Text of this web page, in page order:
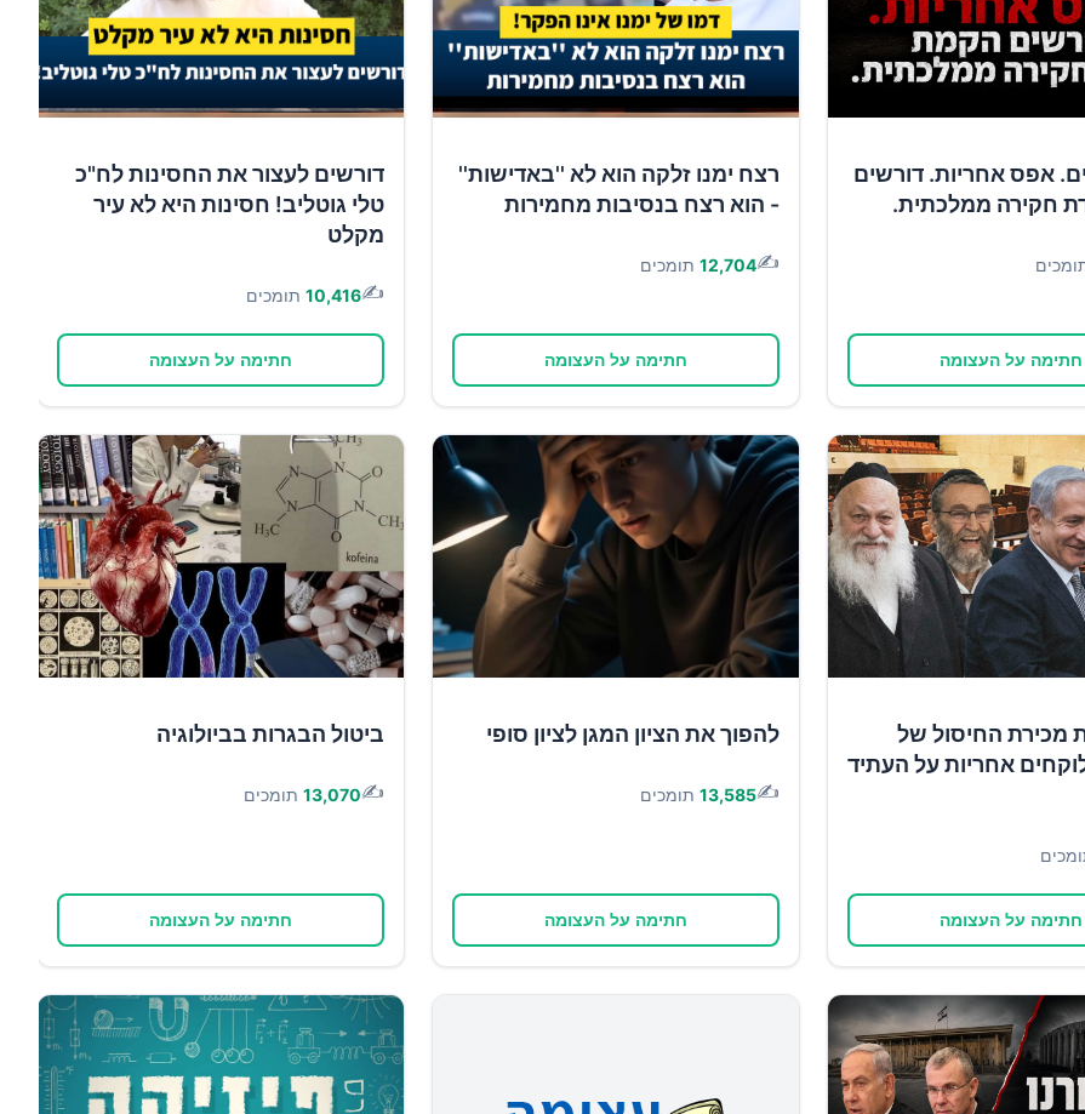
ימים. אפס אחריות. דורשים
חקירה ממלכתית.
חתימה על העצומה
רצח ימנו זלקה הוא לא ''באדישות''
- הוא רצח בנסיבות מחמירות
✍️
12,704 תומכים
חתימה על העצומה
דורשים לעצור את החסינות לח"כ
טלי גוטליב! חסינות היא לא עיר
מקלט
✍️
10,416 תומכים
חתימה על העצומה
מכירת החיסול של
אחריות על העתיד
חתימה על העצומה
להפוך את הציון המגן לציון סופי
✍️
13,585 תומכים
חתימה על העצומה
ביטול הבגרות בביולוגיה
✍️
13,070 תומכים
חתימה על העצומה